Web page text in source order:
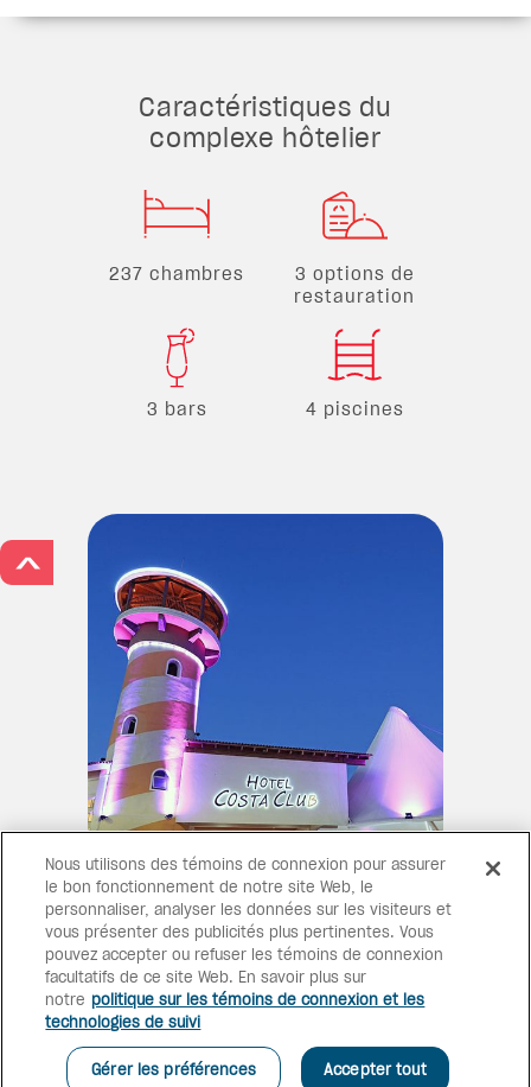
Caractéristiques du
complexe hôtelier
237 chambres
3 options de
restauration
3 bars 4 piscines
AU CŒUR DE L’ACTION
Ce complexe élégant est situé
sur le boulevard principal, à
5 minutes du centre-ville, avec
accès aux plages de Puerto
Vallarta, aux restaurants à
proximité, aux centres
commerciaux et à la vie
nocturne.
Nous utilisons des témoins de connexion pour assurer
le bon fonctionnement de notre site Web, le
personnaliser, analyser les données sur les visiteurs et
vous présenter des publicités plus pertinentes. Vous
pouvez accepter ou refuser les témoins de connexion
facultatifs de ce site Web. En savoir plus sur
notre politique sur les témoins de connexion et les
technologies de suivi
Gérer les préférences Accepter tout